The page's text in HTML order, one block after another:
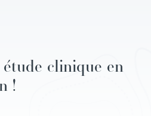
clinique en
!